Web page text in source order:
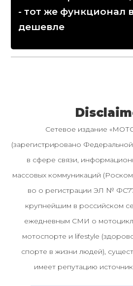
- тот же функционал
дешевле
Сетевое издание
(зарегистрировано
в сфере связи,
массовых коммуникаций
во о регистрации ЭЛ №
крупнейшим в российском
ежедневным СМИ о
мотоспорте и lifestyle
спорте в жизни людей),
имеет репутацию